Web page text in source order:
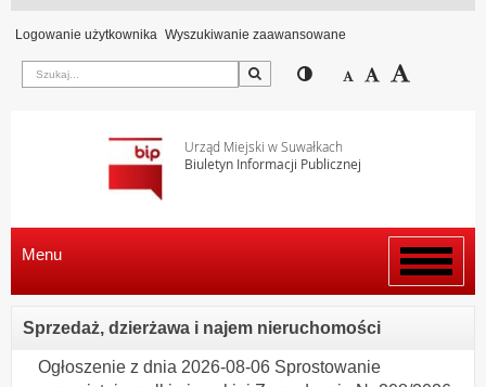
Logowanie użytkownika Wyszukiwanie zaawansowane
Szukaj Przełącz pomiędzy
Zmniejsz
Domyślny
Urząd Miejski w Suwałkach
Biuletyn Informacji Publicznej
Włącz
menu
Menu
Sprzedaż, dzierżawa i najem nieruchomości
Ogłoszenie z dnia 2026-08-06 Sprostowanie